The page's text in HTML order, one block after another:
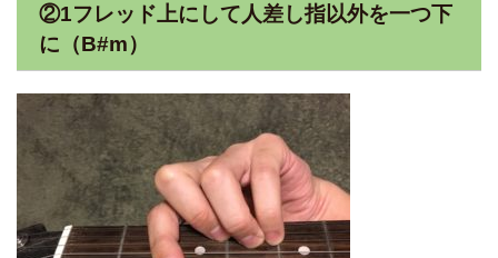
②1フレッド上にして人差し指以外を一つ下
に（B#m）